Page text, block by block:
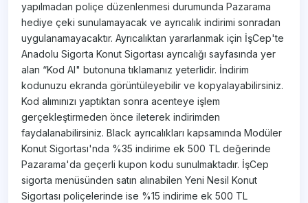
yapılmadan poliçe düzenlenmesi durumunda Pazarama
hediye çeki sunulamayacak ve ayrıcalık indirimi sonradan
uygulanamayacaktır. Ayrıcalıktan yararlanmak için İşCep'te
Anadolu Sigorta Konut Sigortası ayrıcalığı sayfasında yer
alan “Kod Al" butonuna tıklamanız yeterlidir. İndirim
kodunuzu ekranda görüntüleyebilir ve kopyalayabilirsiniz.
Kod alımınızı yaptıktan sonra acenteye işlem
gerçekleştirmeden önce ileterek indirimden
faydalanabilirsiniz. Black ayrıcalıkları kapsamında Modüler
Konut Sigortası'nda %35 indirime ek 500 TL değerinde
Pazarama'da geçerli kupon kodu sunulmaktadır. İşCep
sigorta menüsünden satın alınabilen Yeni Nesil Konut
Sigortası poliçelerinde ise %15 indirime ek 500 TL